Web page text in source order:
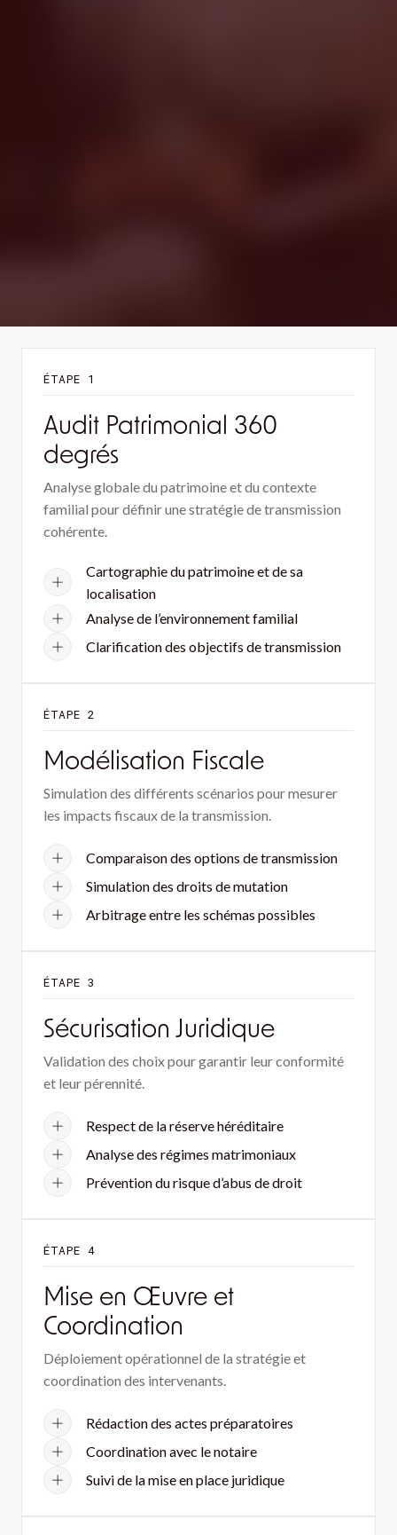
ÉTAPE 1
Audit Patrimonial 360
degrés
Analyse globale du patrimoine et du contexte
familial pour définir une stratégie de transmission
cohérente.
Cartographie du patrimoine et de sa
localisation
Analyse de l’environnement familial
Clarification des objectifs de transmission
ÉTAPE 2
Modélisation Fiscale
Simulation des différents scénarios pour mesurer
les impacts fiscaux de la transmission.
Comparaison des options de transmission
Simulation des droits de mutation
Arbitrage entre les schémas possibles
ÉTAPE 3
Sécurisation Juridique
Validation des choix pour garantir leur conformité
et leur pérennité.
Respect de la réserve héréditaire
Analyse des régimes matrimoniaux
Prévention du risque d’abus de droit
ÉTAPE 4
Mise en Œuvre et
Coordination
Déploiement opérationnel de la stratégie et
coordination des intervenants.
Rédaction des actes préparatoires
Coordination avec le notaire
Suivi de la mise en place juridique